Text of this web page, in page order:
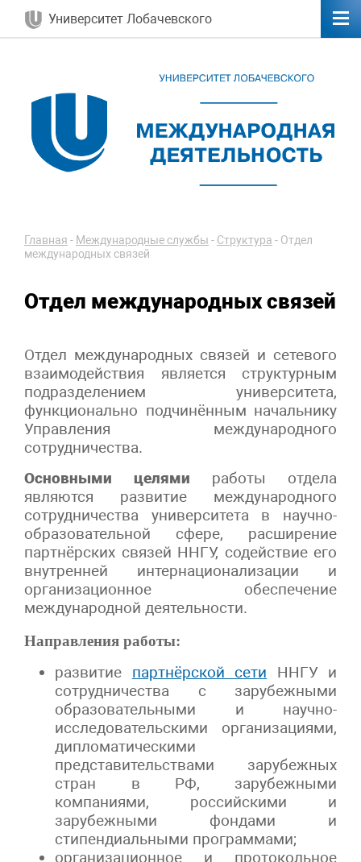
Университет Лобачевского
Главная - Международные службы - Структура - Отдел
международных связей
Отдел международных связей
Отдел международных связей и сетевого
взаимодействия является структурным
подразделением университета,
функционально подчинённым начальнику
Управления международного
сотрудничества.
Основными целями работы отдела
являются развитие международного
сотрудничества университета в научно-
образовательной сфере, расширение
партнёрских связей ННГУ, содействие его
внутренней интернационализации и
организационное обеспечение
международной деятельности.
Направления работы:
развитие партнёрской сети ННГУ и
сотрудничества с зарубежными
образовательными и научно-
исследовательскими организациями,
дипломатическими
представительствами зарубежных
стран в РФ, зарубежными
компаниями, российскими и
зарубежными фондами и
стипендиальными программами;
организационное и протокольное